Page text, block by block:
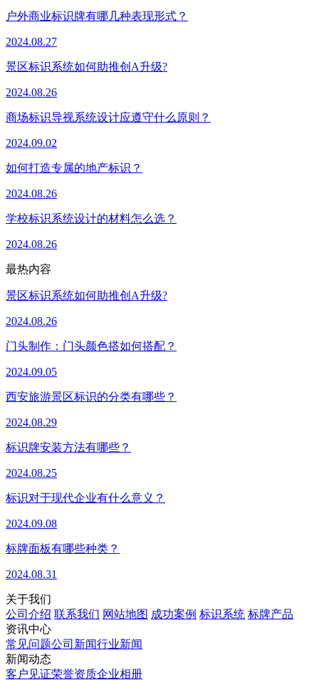
户外商业标识牌有哪几种表现形式？
2024.08.27
景区标识系统如何助推创A升级?
2024.08.26
商场标识导视系统设计应遵守什么原则？
2024.09.02
如何打造专属的地产标识？
2024.08.26
学校标识系统设计的材料怎么选？
2024.08.26
最热内容
景区标识系统如何助推创A升级?
2024.08.26
门头制作：门头颜色搭如何搭配？
2024.09.05
西安旅游景区标识的分类有哪些？
2024.08.29
标识牌安装方法有哪些？
2024.08.25
标识对于现代企业有什么意义？
2024.09.08
标牌面板有哪些种类？
2024.08.31
关于我们
公司介绍 联系我们 网站地图 成功案例 标识系统 标牌产品
资讯中心
常见问题公司新闻行业新闻
新闻动态
客户见证荣誉资质企业相册